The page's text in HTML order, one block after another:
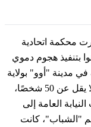
محكمة اتحادية
بتنفيذ هجوم دموي
مدينة "أوو" بولاية
"أوندو" عام 2022، والذي أسفر عن مقتل ما لا يقل عن 50 شخصًا،
العامة إلى
"الشباب"، كانت